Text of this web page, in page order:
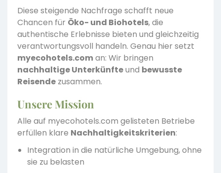
Diese steigende Nachfrage schafft neue
Chancen für Öko- und Biohotels, die
authentische Erlebnisse bieten und gleichzeitig
verantwortungsvoll handeln. Genau hier setzt
myecohotels.coman: Wir bringen
nachhaltige Unterkünfteund bewusste
Reisende zusammen.
Unsere Mission
Alle auf myecohotels.com gelisteten Betriebe
erfüllen klare Nachhaltigkeitskriterien:
Integration in die natürliche Umgebung, ohne
sie zu belasten